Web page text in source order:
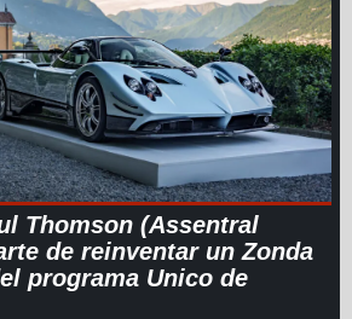
Thomson (Assentral
de reinventar un Zonda
programa Unico de